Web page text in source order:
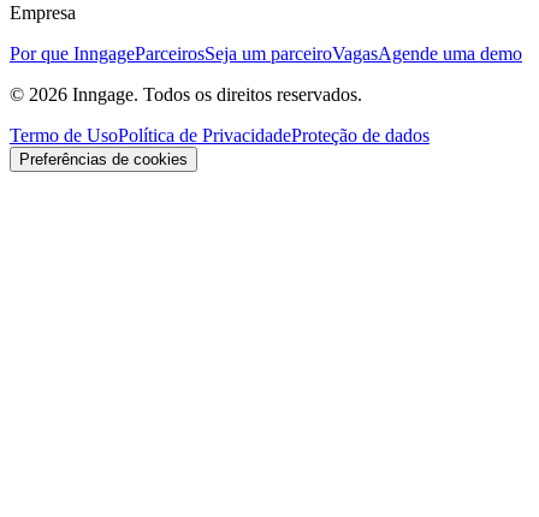
Empresa
Por que InngageParceirosSeja um parceiroVagasAgende uma demo
© 2026 Inngage. Todos os direitos reservados.
Termo de UsoPolítica de PrivacidadeProteção de dados
Preferências de cookies